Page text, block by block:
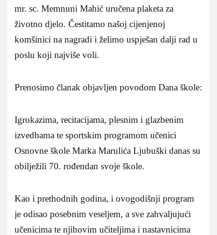
mr. sc. Memnuni Mahić uručena plaketa za
životno djelo. Čestitamo našoj cijenjenoj
komšinici na nagradi i želimo uspješan dalji rad u
poslu koji najviše voli.
Prenosimo članak objavljen povodom Dana škole:
Igrokazima, recitacijama, plesnim i glazbenim
izvedbama te sportskim programom učenici
Osnovne škole Marka Marulića Ljubuški danas su
obilježili 70. rođendan svoje škole.
Kao i prethodnih godina, i ovogodišnji program
je odisao posebnim veseljem, a sve zahvaljujući
učenicima te njihovim učiteljima i nastavnicima